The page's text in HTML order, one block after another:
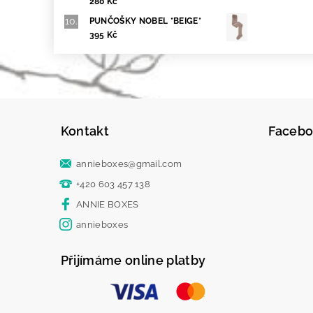
PUNČOŠKY NOBEL *BEIGE*
395 Kč
Kontakt
annieboxes@gmail.com
+420 603 457 138
ANNIE BOXES
annieboxes
Přijímáme online platby